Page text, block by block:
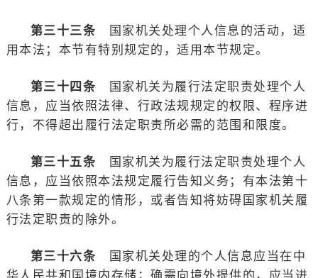
第三十三条 国家机关处理个人信息的活动，适
用本法；本节有特别规定的，适用本节规定。
第三十四条 国家机关为履行法定职责处理个人
信息，应当依照法律、行政法规规定的权限、程序进
行，不得超出履行法定职责所必需的范围和限度。
第三十五条 国家机关为履行法定职责处理个人
信息，应当依照本法规定履行告知义务；有本法第十
八条第一款规定的情形，或者告知将妨碍国家机关履
行法定职责的除外。
第三十六条 国家机关处理的个人信息应当在中